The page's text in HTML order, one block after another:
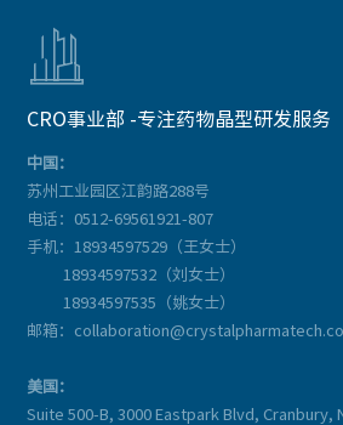

CRO事业部 -专注药物晶型研发服务
中国：
苏州工业园区江韵路288号
电话：0512-69561921-807
手机：18934597529（王女士）
18934597532（刘女士）
18934597535（姚女士）
邮箱：
美国：
Suite 500-B, 3000 Eastpark Blvd, Cranbury,